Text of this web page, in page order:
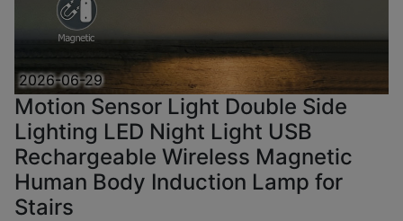
2026-06-29
Motion Sensor Light Double Side
Lighting LED Night Light USB
Rechargeable Wireless Magnetic
Human Body Induction Lamp for
Stairs